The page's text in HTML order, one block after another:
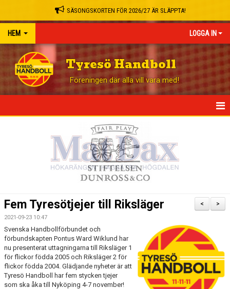
SÄSONGSKORTEN FÖR 2026/27 ÄR SLÄPPTA!
HEM LOGGA IN
Tyresö Handboll
Föreningen där alla vill vara med!
OM KLUBBEN
KALENDER
WEBBUTIK
LÄNNA SPORT - TYRESÖ CUP
>
<
Fem Tyresötjejer till Riksläger
2021-09-23 10:47
Svenska Handbollförbundet och
förbundskapten Pontus Ward Wiklund har
nu presenterat uttagningarna till Riksläger 1
för flickor födda 2005 och Riksläger 2 för
flickor födda 2004. Glädjande nyheter är att
Tyresö Handboll har fem stycken tjejer
som ska åka till Nyköping 4-7 november!